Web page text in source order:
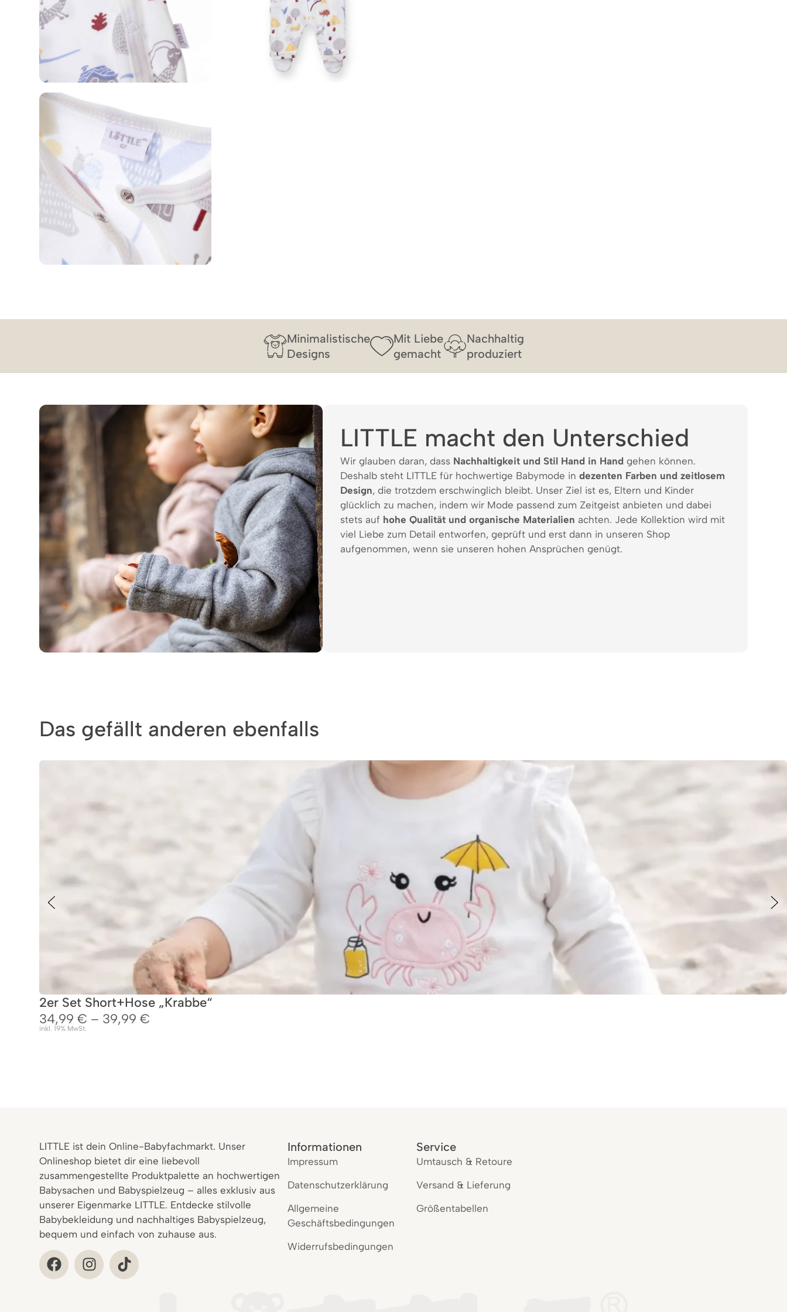
Minimalistische
Designs
Mit Liebe
gemacht
Nachhaltig
produziert
LITTLE macht den Unterschied
Wir glauben daran, dass Nachhaltigkeit und Stil Hand in Hand gehen können.
Deshalb steht LITTLE für hochwertige Babymode in dezenten Farben und zeitlosem
Design, die trotzdem erschwinglich bleibt. Unser Ziel ist es, Eltern und Kinder
glücklich zu machen, indem wir Mode passend zum Zeitgeist anbieten und dabei
stets auf hohe Qualität und organische Materialien achten. Jede Kollektion wird mit
viel Liebe zum Detail entworfen, geprüft und erst dann in unseren Shop
aufgenommen, wenn sie unseren hohen Ansprüchen genügt.
Das gefällt anderen ebenfalls
2er Set Short+Hose „Krabbe“
34,99€ – 39,99€
inkl. 19% MwSt.
LITTLE ist dein Online-Babyfachmarkt. Unser
Onlineshop bietet dir eine liebevoll
zusammengestellte Produktpalette an hochwertigen
Babysachen und Babyspielzeug – alles exklusiv aus
unserer Eigenmarke LITTLE. Entdecke stilvolle
Babybekleidung und nachhaltiges Babyspielzeug,
bequem und einfach von zuhause aus.
Informationen
Impressum
Datenschutzerklärung
Allgemeine
Geschäftsbedingungen
Widerrufsbedingungen
Service
Umtausch & Retoure
Versand & Lieferung
Größentabellen